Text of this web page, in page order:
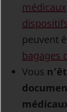
peuvent
bagages
Vous